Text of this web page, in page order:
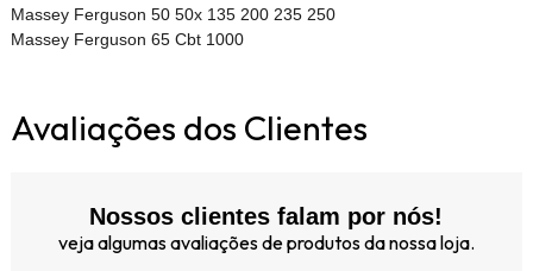
Massey Ferguson 50 50x 135 200 235 250
Massey Ferguson 65 Cbt 1000
Avaliações dos Clientes
Nossos clientes falam por nós!
veja algumas avaliações de produtos da nossa loja.